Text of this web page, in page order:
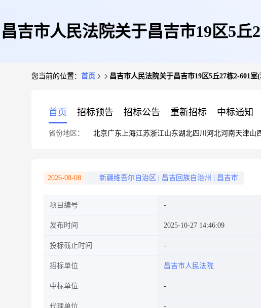
昌吉市人民法院关于昌吉市19区5丘
您当前的位置： 首页 昌吉市人民法院关于昌吉市19区5丘27栋2-601
首页 招标预告 招标公告 重新招标 中标通知
省份地区： 北京广东 上海江苏浙江山东湖北四川 河北河南天津山
2026-08-08 新疆维吾尔自治区 昌吉回族自治州 昌吉市
项目编号
发布时间 2025-10-27 14:46:09
投标截止时间
招标单位 昌吉市人民法院
中标单位
代理单位